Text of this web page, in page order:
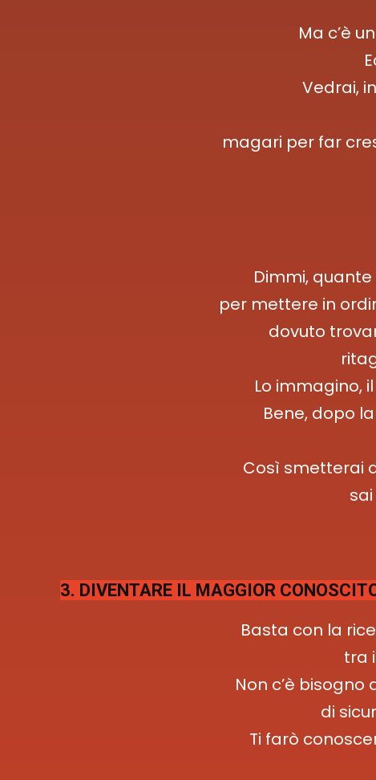
Ma c’è
Vedrai,
magari per far
Dimmi,
per mettere in
dovuto
Lo immagino,
Bene, dopo
Così smetterai
3. DIVENTARE IL MAGGIOR
Basta con la
tra
Non c’è
di
Ti farò